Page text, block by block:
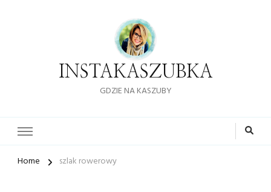
INSTAKASZUBKA
GDZIE NA KASZUBY
Home szlak rowerowy